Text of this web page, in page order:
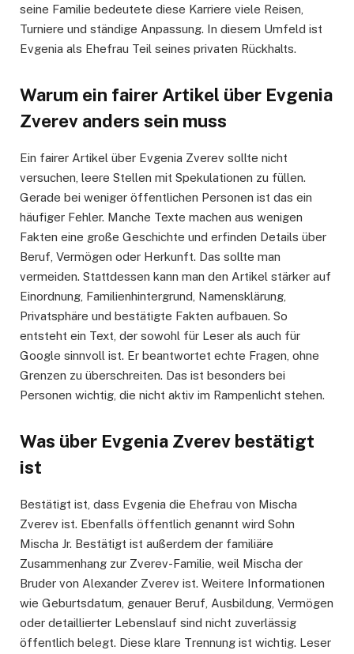
seine Familie bedeutete diese Karriere viele Reisen,
Turniere und ständige Anpassung. In diesem Umfeld ist
Evgenia als Ehefrau Teil seines privaten Rückhalts.
Warum ein fairer Artikel über Evgenia
Zverev anders sein muss
Ein fairer Artikel über Evgenia Zverev sollte nicht
versuchen, leere Stellen mit Spekulationen zu füllen.
Gerade bei weniger öffentlichen Personen ist das ein
häufiger Fehler. Manche Texte machen aus wenigen
Fakten eine große Geschichte und erfinden Details über
Beruf, Vermögen oder Herkunft. Das sollte man
vermeiden. Stattdessen kann man den Artikel stärker auf
Einordnung, Familienhintergrund, Namensklärung,
Privatsphäre und bestätigte Fakten aufbauen. So
entsteht ein Text, der sowohl für Leser als auch für
Google sinnvoll ist. Er beantwortet echte Fragen, ohne
Grenzen zu überschreiten. Das ist besonders bei
Personen wichtig, die nicht aktiv im Rampenlicht stehen.
Was über Evgenia Zverev bestätigt
ist
Bestätigt ist, dass Evgenia die Ehefrau von Mischa
Zverev ist. Ebenfalls öffentlich genannt wird Sohn
Mischa Jr. Bestätigt ist außerdem der familiäre
Zusammenhang zur Zverev-Familie, weil Mischa der
Bruder von Alexander Zverev ist. Weitere Informationen
wie Geburtsdatum, genauer Beruf, Ausbildung, Vermögen
oder detaillierter Lebenslauf sind nicht zuverlässig
öffentlich belegt. Diese klare Trennung ist wichtig. Leser